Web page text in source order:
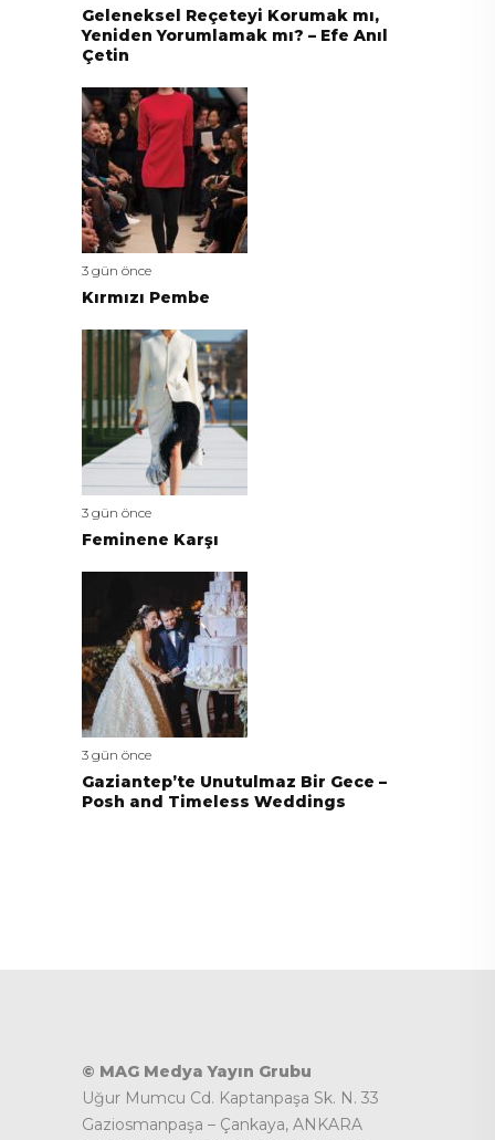
Geleneksel Reçeteyi Korumak mı,
Yeniden Yorumlamak mı? – Efe Anıl
Çetin
3 gün önce
Kırmızı Pembe
3 gün önce
Feminene Karşı
3 gün önce
Gaziantep’te Unutulmaz Bir Gece –
Posh and Timeless Weddings
© MAG Medya Yayın Grubu
Uğur Mumcu Cd. Kaptanpaşa Sk. N. 33
Gaziosmanpaşa – Çankaya, ANKARA